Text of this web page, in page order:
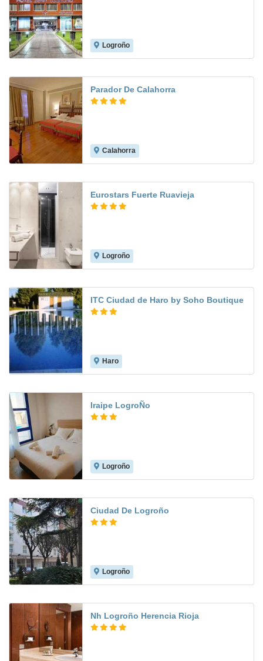
Logroño
Parador De Calahorra
Calahorra
Eurostars Fuerte Ruavieja
Logroño
ITC Ciudad de Haro by Soho Boutique
Haro
Iraipe LogroÑo
Logroño
Ciudad De Logroño
Logroño
Nh Logroño Herencia Rioja